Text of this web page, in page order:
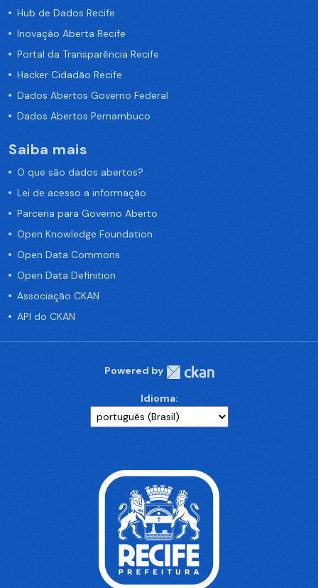
Hub de Dados Recife
Inovação Aberta Recife
Portal da Transparência Recife
Hacker Cidadão Recife
Dados Abertos Governo Federal
Dados Abertos Pernambuco
Saiba mais
O que são dados abertos?
Lei de acesso a informação
Parceria para Governo Aberto
Open Knowledge Foundation
Open Data Commons
Open Data Definition
Associação CKAN
API do CKAN
Powered by
Idioma